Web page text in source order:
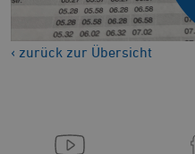
‹ zurück zur Übersicht